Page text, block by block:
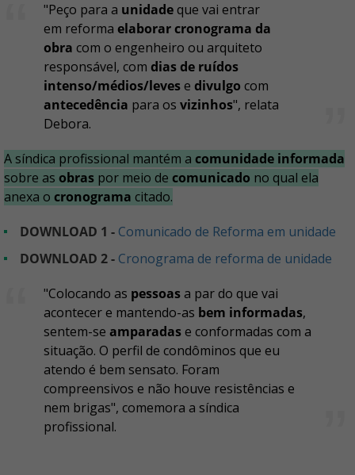
"Peço para a unidadeque vai entrar
em reforma elaborarcronograma da
obra com o engenheiro ou arquiteto
responsável, com dias de ruídos
intenso/médios/levese divulgo com
antecedência para os vizinhos", relata
Debora.
A síndica profissional mantém a comunidade informada
sobre as obras por meio de comunicado no qual ela
anexa o cronograma citado.
DOWNLOAD 1 - Comunicado de Reforma em unidade
DOWNLOAD 2 - Cronograma de reforma de unidade
"Colocando as pessoasa par do que vai
acontecer e mantendo-as bem informadas,
sentem-se amparadase conformadas com a
situação. O perfil de condôminos que eu
atendo é bem sensato. Foram
compreensivos e não houve resistências e
nem brigas", comemora a síndica
profissional.